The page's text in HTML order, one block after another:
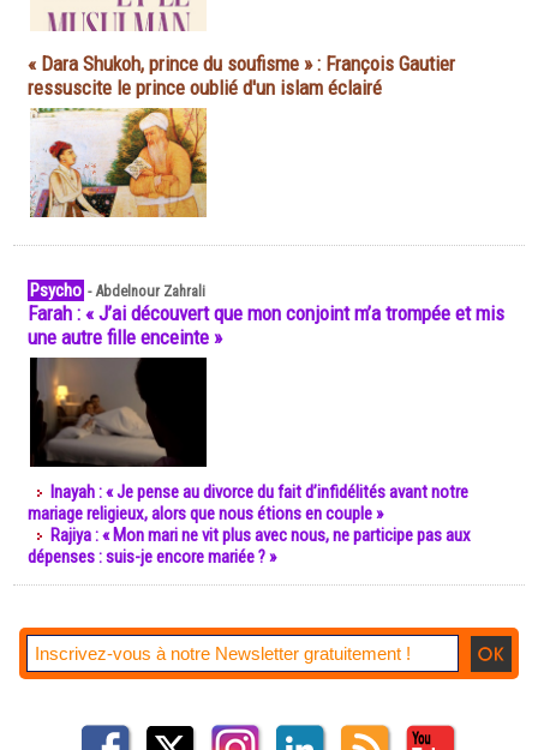
« Dara Shukoh, prince du soufisme » : François Gautier
ressuscite le prince oublié d'un islam éclairé
Psycho -Abdelnour Zahrali
Farah : « J’ai découvert que mon conjoint m’a trompée et mis
une autre fille enceinte »
Inayah : « Je pense au divorce du fait d’infidélités avant notre
mariage religieux, alors que nous étions en couple »
Rajiya : « Mon mari ne vit plus avec nous, ne participe pas aux
dépenses : suis-je encore mariée ? »